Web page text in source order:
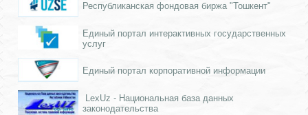
Республиканская фондовая биржа "Тошкент"
Единый портал интерактивных государственных
услуг
Единый портал корпоративной информации
LexUz - Национальная база данных
законодательства